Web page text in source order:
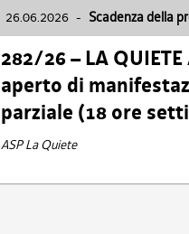
26.06.2026 - Scadenza della
282/26 – LA
aperto di
parziale (18 ore
ASP La Quiete